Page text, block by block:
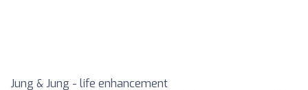
Jung & Jung - life enhancement